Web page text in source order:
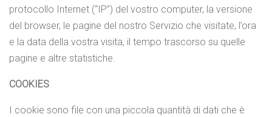
protocollo Internet (“IP”) del vostro computer, la versione
del browser, le pagine del nostro Servizio che visitate, l’ora
e la data della vostra visita, il tempo trascorso su quelle
pagine e altre statistiche.
COOKIES
I cookie sono file con una piccola quantità di dati che è